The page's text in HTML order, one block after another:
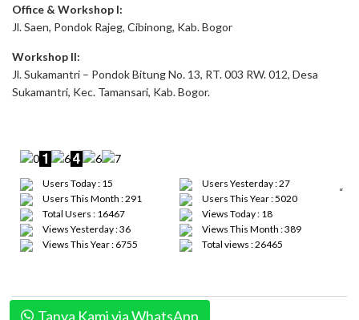
Office & Workshop I:
Jl. Saen, Pondok Rajeg, Cibinong, Kab. Bogor
Workshop II:
Jl. Sukamantri – Pondok Bitung No. 13, RT. 003 RW. 012, Desa
Sukamantri, Kec. Tamansari, Kab. Bogor.
Users Today : 15
Users Yesterday : 27
Users This Month : 291
Users This Year : 5020
Total Users : 16467
Views Today : 18
Views Yesterday : 36
Views This Month : 389
Views This Year : 6755
Total views : 26465
“
Tanya Kami via WhatsApp